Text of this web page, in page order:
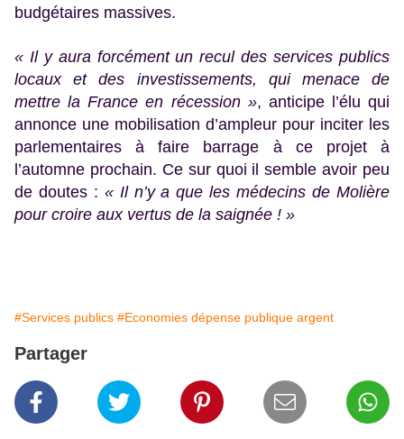
budgétaires massives.
« Il y aura forcément un recul des services publics
locaux et des investissements, qui menace de
mettre la France en récession », anticipe l’élu qui
annonce une mobilisation d’ampleur pour inciter les
parlementaires à faire barrage à ce projet à
l’automne prochain. Ce sur quoi il semble avoir peu
de doutes : « Il n’y a que les médecins de Molière
pour croire aux vertus de la saignée ! »
#Services publics #Economies dépense publique argent
Partager